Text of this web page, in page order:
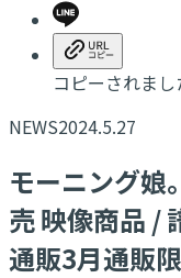
コピーされまし
NEWS2024.5.27
モーニング
売 映像商品 /
通販3月通販